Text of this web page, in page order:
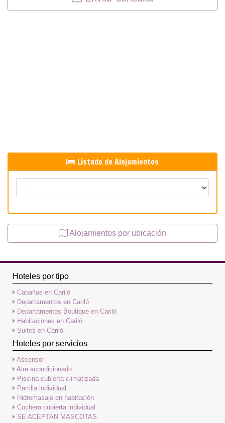
Listado de Alojamientos
Alojamientos por ubicación
Hoteles por tipo
Cabañas en Cariló
Departamentos en Cariló
Departamentos Boutique en Cariló
Habitaciones en Cariló
Suites en Cariló
Hoteles por servicios
Ascensor
Aire acondicionado
Piscina cubierta climatizada
Parrilla individual
Hidromasaje en habitación
Cochera cubierta individual
SE ACEPTAN MASCOTAS